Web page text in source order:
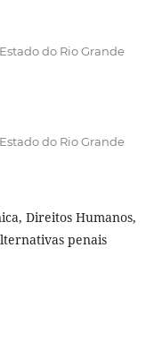
do Rio Grande
do Rio Grande
Direitos Humanos,
penais